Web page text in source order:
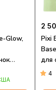
Glow,
2
Pixi
для
(0,6
4